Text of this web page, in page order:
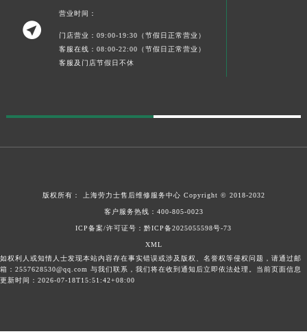

营业时间：
门店营业：09:00-19:30（节假日正常营业）
客服在线：08:00-22:00（节假日正常营业）
客服及门店节假日不休
版权所有： 上海劳力士售后维修服务中心 Copyright © 2018-2032
客户服务热线： 400-805-0023
ICP备案/许可证号：黔ICP备2025055598号-73
XML
如权利人或知情人士发现本站内容存在事实错误或涉及版权、名誉权等侵权问题，请通过邮
箱：2557628530@qq.com 与我们联系，我们将在收到通知后立即依法处理。当前页面信息
更新时间：2026-07-18T15:51:42+08:00